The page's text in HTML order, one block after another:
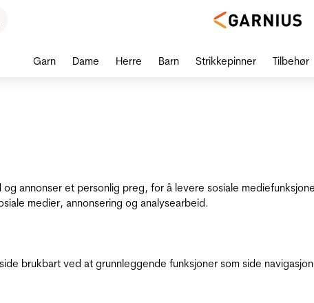
annonser et personlig preg, for å levere sosiale
medier, annonsering og analysearbeid.
brukbart ved at grunnleggende funksjoner som side
Garn Dame Herre Barn Strikkepinner Tilbehør